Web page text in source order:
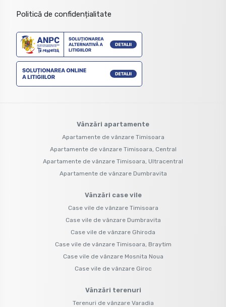
Politică de confidențialitate
Vânzări apartamente
Apartamente de vânzare Timisoara
Apartamente de vânzare Timisoara, Central
Apartamente de vânzare Timisoara, Ultracentral
Apartamente de vânzare Dumbravita
Vânzări case vile
Case vile de vânzare Timisoara
Case vile de vânzare Dumbravita
Case vile de vânzare Ghiroda
Case vile de vânzare Timisoara, Braytim
Case vile de vânzare Mosnita Noua
Case vile de vânzare Giroc
Vânzări terenuri
Terenuri de vânzare Varadia